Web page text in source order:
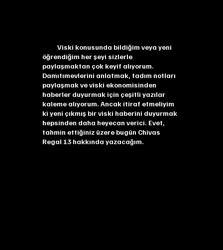
Viski konusunda bildiğim veya yeni
öğrendiğim her şeyi sizlerle
paylaşmaktan çok keyif alıyorum.
Damıtımevlerini anlatmak, tadım notları
paylaşmak ve viski ekonomisinden
haberler duyurmak için çeşitli yazılar
kaleme alıyorum. Ancak itiraf etmeliyim
ki yeni çıkmış bir viski haberini duyurmak
hepsinden daha heyecan verici. Evet,
tahmin ettiğiniz üzere bugün Chivas
Regal 13 hakkında yazacağım.